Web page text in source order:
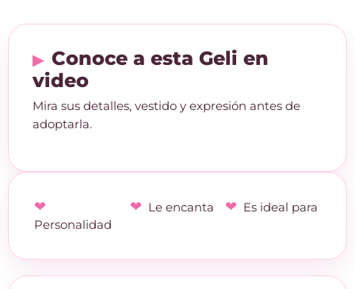
Conoce a esta Geli en
video
Mira sus detalles, vestido y expresión antes de
adoptarla.
Personalidad
Le encanta Es ideal para